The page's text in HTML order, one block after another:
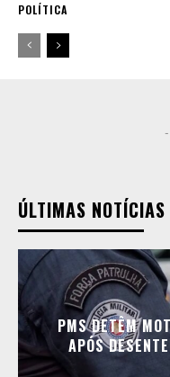
POLÍTICA
-
ÚLTIMAS NOTÍCIAS
PMS DETÊM
APÓS